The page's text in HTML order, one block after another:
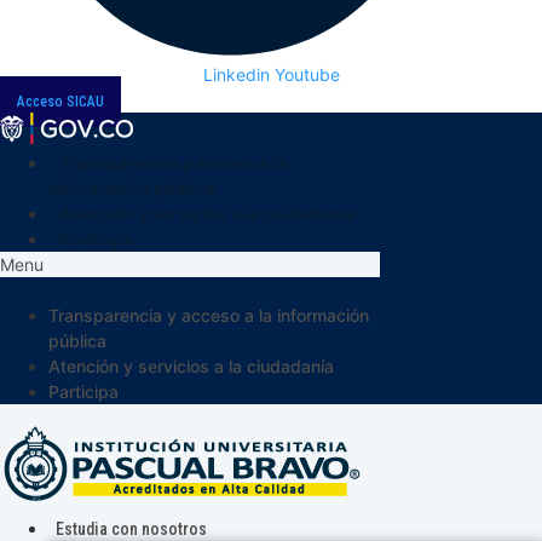
Linkedin Youtube
Acceso SICAU
Menu
Transparencia y acceso a la información
pública
Atención y servicios a la ciudadanía
Participa
Estudia con nosotros